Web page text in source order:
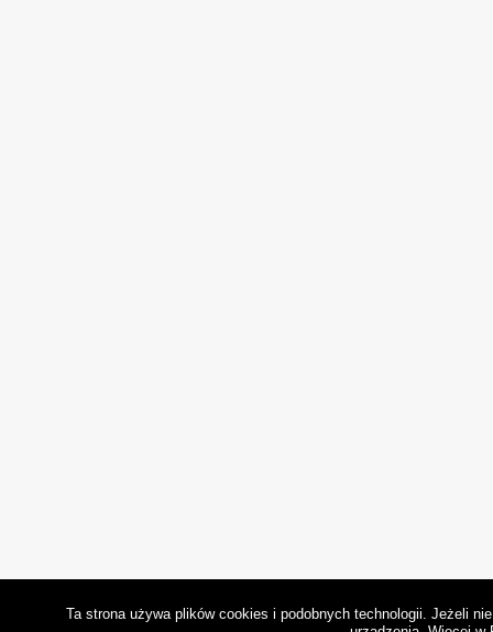
Ta strona używa plików cookies i podobnych technologii. Jeżeli